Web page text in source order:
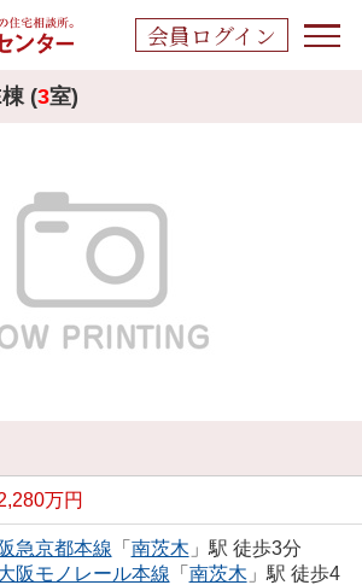
会員ログイン
(3室)
万円
阪急京都本線 「 南茨木 」駅 徒歩3分
阪モノレール本線 「 南茨木 」駅 徒歩4